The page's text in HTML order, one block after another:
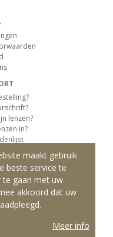
lenzen?
in?
maakt gebruik
beste service te
te gaan met uw
akkoord dat uw
Meer info